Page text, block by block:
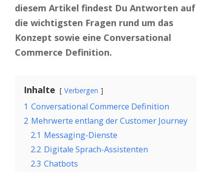
diesem Artikel findest Du Antworten auf
die wichtigsten Fragen rund um das
Konzept sowie eine Conversational
Commerce Definition.
Inhalte Verbergen
1 Conversational Commerce Definition
2 Mehrwerte entlang der Customer Journey
2.1 Messaging-Dienste
2.2 Digitale Sprach-Assistenten
2.3 Chatbots